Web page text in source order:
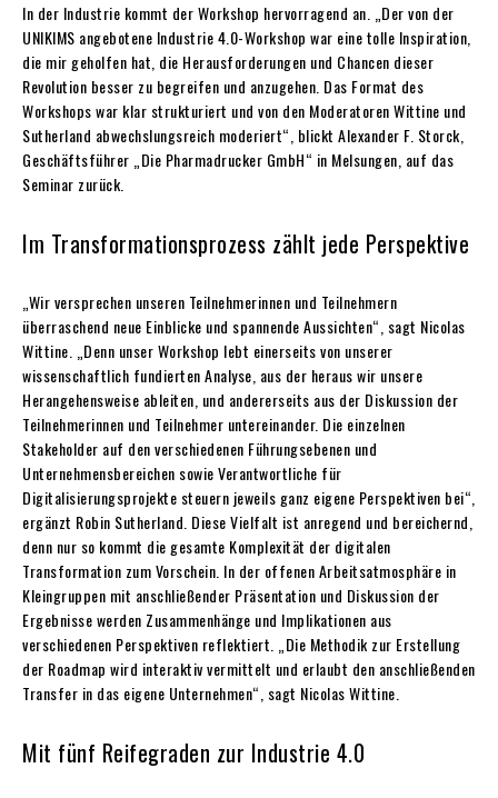
In der Industrie kommt der Workshop hervorragend an. „Der von der
UNIKIMS angebotene Industrie 4.0-Workshop war eine tolle Inspiration,
die mir geholfen hat, die Herausforderungen und Chancen dieser
Revolution besser zu begreifen und anzugehen. Das Format des
Workshops war klar strukturiert und von den Moderatoren Wittine und
Sutherland abwechslungsreich moderiert“, blickt Alexander F. Storck,
Geschäftsführer „Die Pharmadrucker GmbH“ in Melsungen, auf das
Seminar zurück.
Im Transformationsprozess zählt jede Perspektive
„Wir versprechen unseren Teilnehmerinnen und Teilnehmern
überraschend neue Einblicke und spannende Aussichten“, sagt Nicolas
Wittine. „Denn unser Workshop lebt einerseits von unserer
wissenschaftlich fundierten Analyse, aus der heraus wir unsere
Herangehensweise ableiten, und andererseits aus der Diskussion der
Teilnehmerinnen und Teilnehmer untereinander. Die einzelnen
Stakeholder auf den verschiedenen Führungsebenen und
Unternehmensbereichen sowie Verantwortliche für
Digitalisierungsprojekte steuern jeweils ganz eigene Perspektiven bei“,
ergänzt Robin Sutherland. Diese Vielfalt ist anregend und bereichernd,
denn nur so kommt die gesamte Komplexität der digitalen
Transformation zum Vorschein. In der offenen Arbeitsatmosphäre in
Kleingruppen mit anschließender Präsentation und Diskussion der
Ergebnisse werden Zusammenhänge und Implikationen aus
verschiedenen Perspektiven reflektiert. „Die Methodik zur Erstellung
der Roadmap wird interaktiv vermittelt und erlaubt den anschließenden
Transfer in das eigene Unternehmen“, sagt Nicolas Wittine.
Mit fünf Reifegraden zur Industrie 4.0